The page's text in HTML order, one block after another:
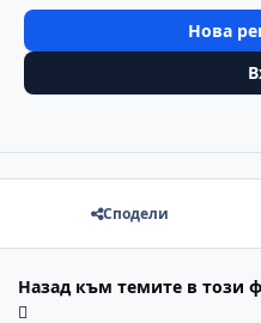
Нова
Сподели
Назад към темите в този